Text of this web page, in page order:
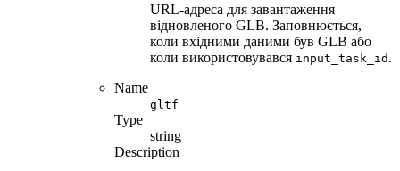
URL-адреса для завантаження
відновленого GLB. Заповнюється,
коли вхідними даними був GLB або
коли використовувався input_task_id .
Name
gltf
Type
string
Description